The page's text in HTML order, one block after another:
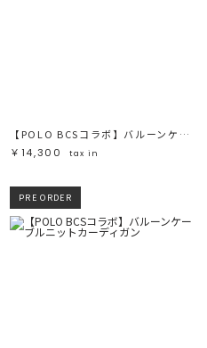
【POLO BCSコラボ】バルーンケーブルニットカーディガン
￥14,300
tax in
PRE ORDER